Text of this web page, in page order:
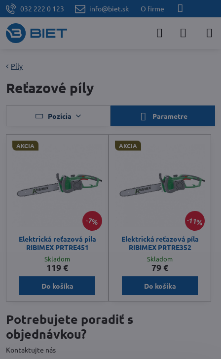
032 222 0 123 info@biet.sk O firme
Píly
Reťazové píly
Pozícia Parametre
7%
AKCIA
Elektrická reťazová píla
RIBIMEX PRTRE451
Skladom
119 €
Do košíka
11%
AKCIA
Elektrická reťazová píla
RIBIMEX PRTRE352
Skladom
79 €
Do košíka
Potrebujete poradiť s
objednávkou?
Kontaktujte nás